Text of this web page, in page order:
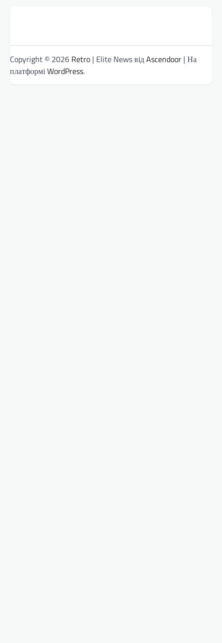
Copyright © 2026 Retro | Elite News відAscendoor | На
платформіWordPress.